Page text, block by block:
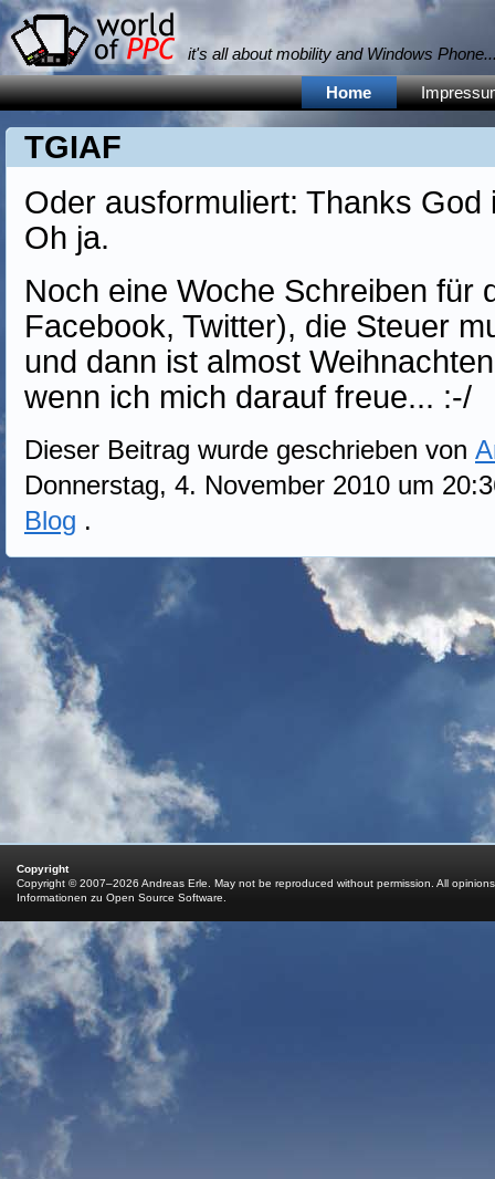
it's all about mobility and Windows
Home
TGIAF
Oder ausformuliert: Thanks God
Oh ja.
Noch eine Woche Schreiben für
Facebook, Twitter), die Steuer
und dann ist almost
wenn ich mich darauf freue... :-/
Dieser Beitrag wurde geschrieben von
Donnerstag, 4. November 2010 um
Blog .
Copyright
Copyright © 2007–2026 Andreas Erle. May not be reproduced without permission. All
Informationen zu Open Source Software